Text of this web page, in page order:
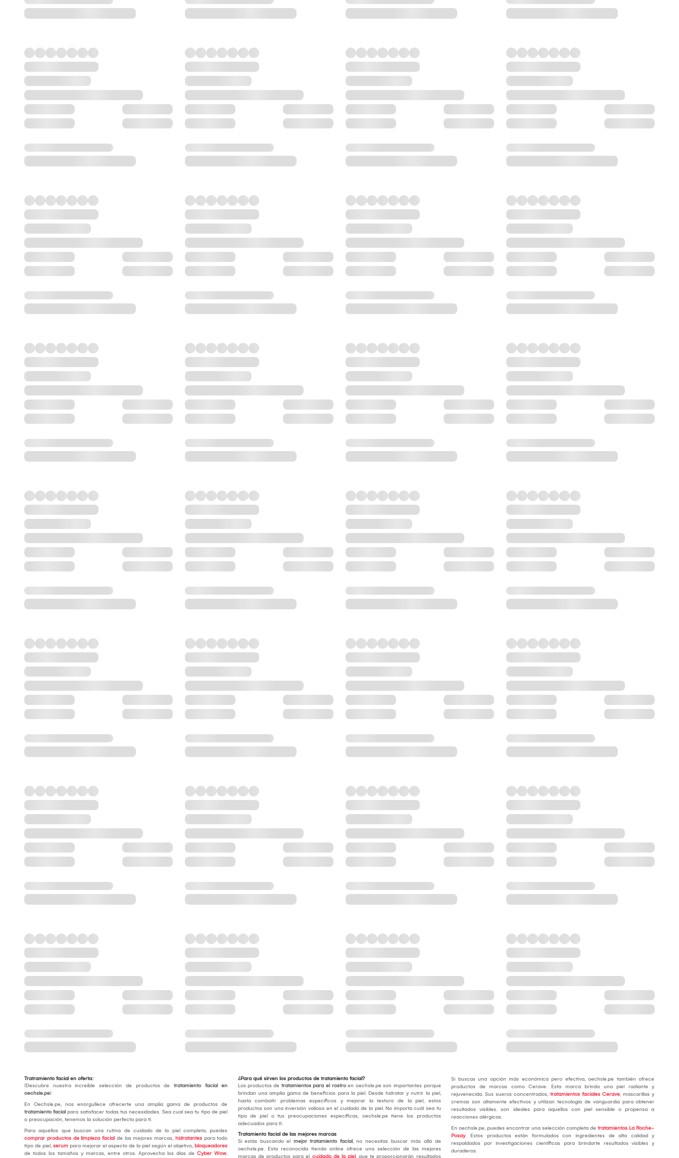
Tratramiento facial en oferta:
¡Descubre nuestra increíble selección de productos de tratamiento facial en
oechsle.pe!
En Oechsle.pe, nos enorgullece ofrecerte una amplia gama de productos de
tratamiento facial para satisfacer todas tus necesidades. Sea cual sea tu tipo de piel
o preocupación, tenemos la solución perfecta para ti.
Para aquellos que buscan una rutina de cuidado de la piel completa, puedes
comprar productos de limpieza facial de las mejores marcas, hidratantes para todo
tipo de piel, serum para mejorar el aspecto de la piel según el objetivo, bloqueadores
de todos los tamaños y marcas, entre otros. Aprovecha los días de Cyber Wow,
¿Para qué sirven los productos de tratamiento facial?
Los productos de tratamientos para el rostroen oechsle.pe son importantes porque
brindan una amplia gama de beneficios para la piel. Desde hidratar y nutrir la piel,
hasta combatir problemas específicos y mejorar la textura de la piel, estos
productos son una inversión valiosa en el cuidado de la piel. No importa cuál sea tu
tipo de piel o tus preocupaciones específicas, oechsle.pe tiene los productos
adecuados para ti.
Tratamiento facial de las mejores marcas
Si estás buscando el mejor tratamiento facial, no necesitas buscar más allá de
oechsle.pe. Esta reconocida tienda online ofrece una selección de las mejores
marcas de productos para el cuidado de la piel, que te proporcionarán resultados
Si buscas una opción más económica pero efectiva, oechsle.pe también ofrece
productos de marcas como Cerave. Esta marca brinda una piel radiante y
rejuvenecida. Sus sueros concentrados,tratamientos faciales Cerave, mascarillas y
cremas son altamente efectivos y utilizan tecnología de vanguardia para obtener
resultados visibles. son ideales para aquellos con piel sensible o propensa a
reacciones alérgicas.
En oechsle.pe, puedes encontrar una selección completa detratamientos La Roche-
Posay. Estos productos están formulados con ingredientes de alta calidad y
respaldados por investigaciones científicas para brindarte resultados visibles y
duraderos.